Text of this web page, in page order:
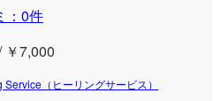
：0件
￥7,000
Service（ヒーリングサービス）